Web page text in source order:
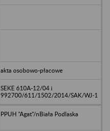
akta osobowo-płacowe
SEKE 610A-12/04 i
992700/611/1502/2014/SAK/WJ-1
PPUH "Agat"/nBiała Podlaska